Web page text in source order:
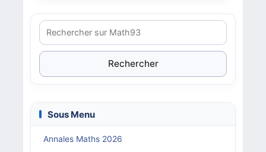
Rechercher
Sous Menu
Annales Maths 2026